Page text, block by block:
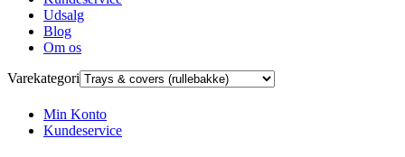
Udsalg
Blog
Om os
Varekategori
Min Konto
Kundeservice